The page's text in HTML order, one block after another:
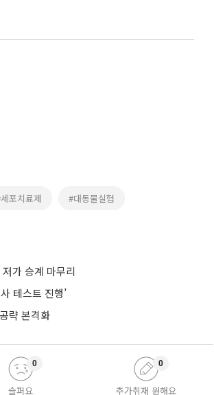
포치료제 #대동물실험
가 승계 마무리
테스트 진행’
략 본격화
슬퍼요
0
추가취재 원해요
0